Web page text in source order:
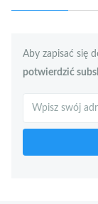
Aby zapisać się
potwierdzić